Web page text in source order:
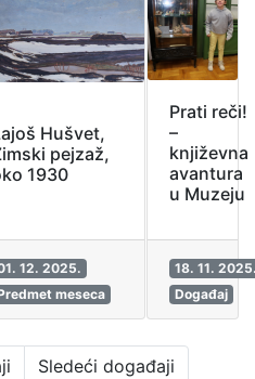
Hušvet,
pejzaž,
1930
12. 2025.
meseca
Prati reči!
–
književna
avantura
u Muzeju
18. 11.
Događaj
Sledeći događaji